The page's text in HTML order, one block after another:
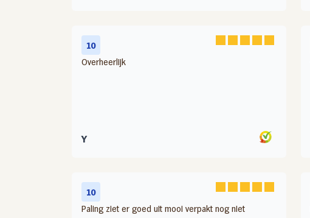
10
Overheerlijk
Y
10
Paling ziet er goed uit mooi verpakt nog niet